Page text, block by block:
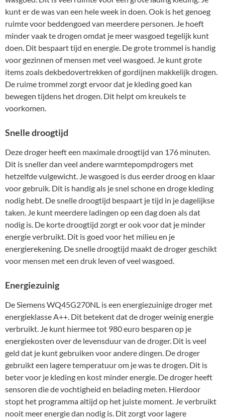
kunt er de was van een hele week in doen. Ook is het genoeg
ruimte voor beddengoed van meerdere personen. Je hoeft
minder vaak te drogen omdat je meer wasgoed tegelijk kunt
doen. Dit bespaart tijd en energie. De grote trommel is handig
voor gezinnen of mensen met veel wasgoed. Je kunt grote
items zoals dekbedovertrekken of gordijnen makkelijk drogen.
De ruime trommel zorgt ervoor dat je kleding goed kan
bewegen tijdens het drogen. Dit helpt om kreukels te
voorkomen.
Snelle droogtijd
Deze droger heeft een maximale droogtijd van 176 minuten.
Dit is sneller dan veel andere warmtepompdrogers met
hetzelfde vulgewicht. Je wasgoed is dus eerder droog en klaar
voor gebruik. Dit is handig als je snel schone en droge kleding
nodig hebt. De snelle droogtijd bespaart je tijd in je dagelijkse
taken. Je kunt meerdere ladingen op een dag doen als dat
nodig is. De korte droogtijd zorgt er ook voor dat je minder
energie verbruikt. Dit is goed voor het milieu en je
energierekening. De snelle droogtijd maakt de droger geschikt
voor mensen met een druk leven of veel wasgoed.
Energiezuinig
De Siemens WQ45G270NL is een energiezuinige droger met
energieklasse A++. Dit betekent dat de droger weinig energie
verbruikt. Je kunt hiermee tot 980 euro besparen op je
energiekosten over de levensduur van de droger. Dit is veel
geld dat je kunt gebruiken voor andere dingen. De droger
gebruikt een lagere temperatuur om je was te drogen. Dit is
beter voor je kleding en kost minder energie. De droger heeft
sensoren die de vochtigheid en belading meten. Hierdoor
stopt het programma altijd op het juiste moment. Je verbruikt
nooit meer energie dan nodig is. Dit zorgt voor lagere